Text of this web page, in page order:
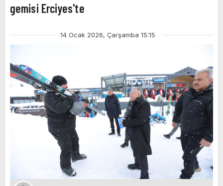
gemisi Erciyes'te
14 Ocak 2026, Çarşamba 15:15